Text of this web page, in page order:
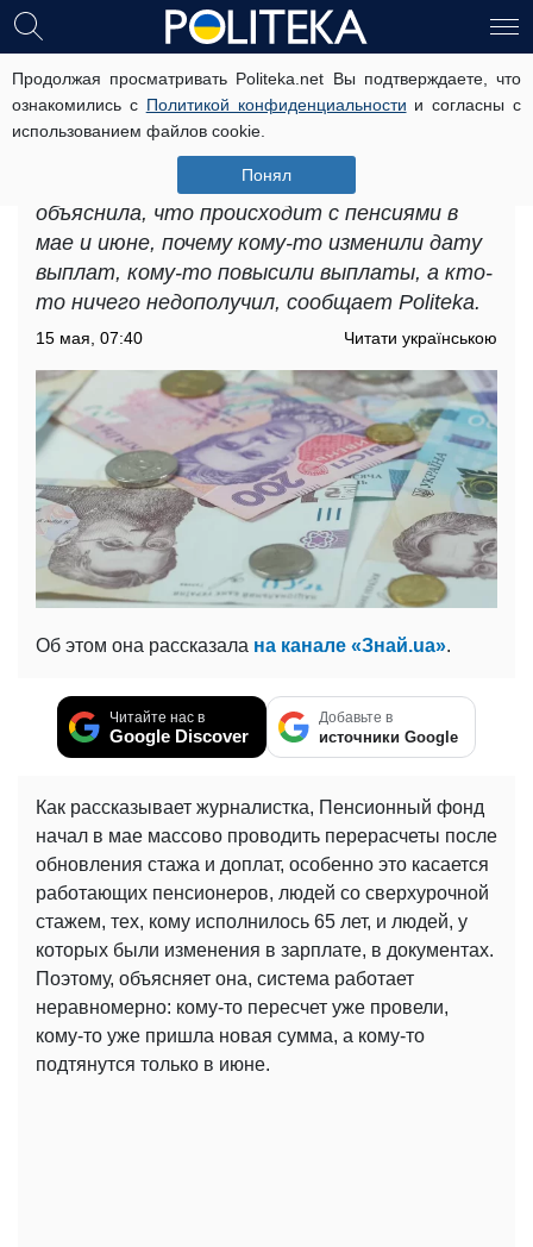
Продолжая просматривать Politeka.net Вы подтверждаете, что
ознакомились с Политикой конфиденциальности и согласны с
использованием файлов cookie.
Понял
«Май – это переходный месяц»:
журналистка объяснила, почему
пенсии задерживаются
Журналистка Екатерина Котенкова
объяснила, что происходит с пенсиями в
мае и июне, почему кому-то изменили дату
выплат, кому-то повысили выплаты, а кто-
то ничего недополучил, сообщает Politeka.
15 мая, 07:40 Читати українською
Об этом она рассказала на канале «Знай.ua».
Читайте нас в
Google Discover
Добавьте в
источники Google
Как рассказывает журналистка, Пенсионный фонд
начал в мае массово проводить перерасчеты после
обновления стажа и доплат, особенно это касается
работающих пенсионеров, людей со сверхурочной
стажем, тех, кому исполнилось 65 лет, и людей, у
которых были изменения в зарплате, в документах.
Поэтому, объясняет она, система работает
неравномерно: кому-то пересчет уже провели,
кому-то уже пришла новая сумма, а кому-то
подтянутся только в июне.